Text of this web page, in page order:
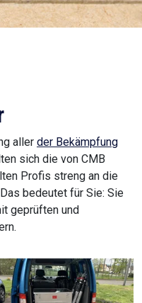
aller der Bekämpfung
sich die von CMB
Profis streng an die
bedeutet für Sie: Sie
geprüften und